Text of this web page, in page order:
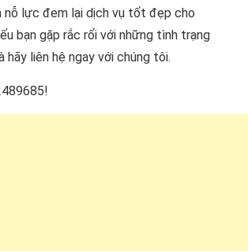
nỗ lực đem lại dịch vụ tốt đẹp cho
bạn gặp rắc rối với những tình trạng
hãy liên hệ ngay với chúng tôi.